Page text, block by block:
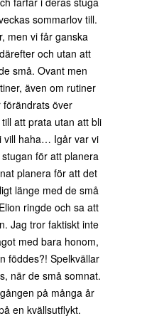
sommarlov till.
men vi får ganska
och utan att
små. Ovant men
även om rutiner
över
att prata utan att bli
vill haha… Igår var vi
för att planera
planera för att det
länge med de små
ringde och sa att
Jag tror faktiskt inte
med bara honom,
föddes?! Spelkvällar
när de små somnat.
på många år
en kvällsutflykt.